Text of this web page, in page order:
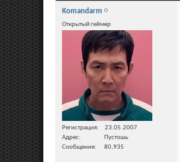
Komandarm
Открытый геймер
Регистрация
23.05.2007
Адрес
Пустошь
Сообщения
80,935